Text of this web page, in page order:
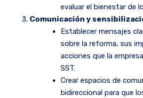
evaluar el bienestar de
Comunicación y
Establecer mensajes
sobre la reforma, sus
acciones que la
SST.
Crear espacios de
bidireccional para que